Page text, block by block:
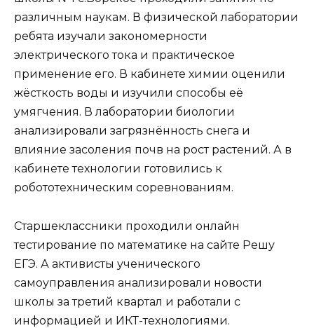
различным наукам. В физической лаборатории
ребята изучали закономерности
электрического тока и практическое
применение его. В кабинете химии оценили
жёсткость воды и изучили способы её
умягчения. В лаборатории биологии
анализировали загрязнённость снега и
влияние засоления почв на рост растений. А в
кабинете технологии готовились к
робототехническим соревнованиям.
Старшеклассники проходили онлайн
тестирование по математике на сайте Решу
ЕГЭ. А активисты ученического
самоуправления анализировали новости
школы за третий квартал и работали с
информацией и ИКТ-технологиями.